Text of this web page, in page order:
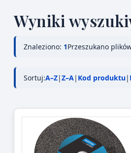
Wyniki
Znaleziono: 1Przeszukano
Sortuj:A–Z|Z–A| Kod produktu|